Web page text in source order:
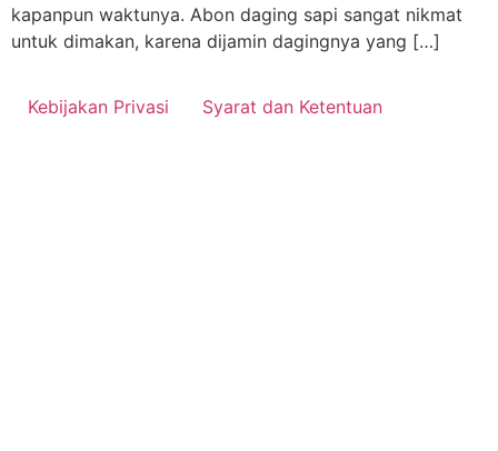
kapanpun waktunya. Abon daging sapi sangat nikmat
untuk dimakan, karena dijamin dagingnya yang […]
Kebijakan Privasi Syarat dan Ketentuan